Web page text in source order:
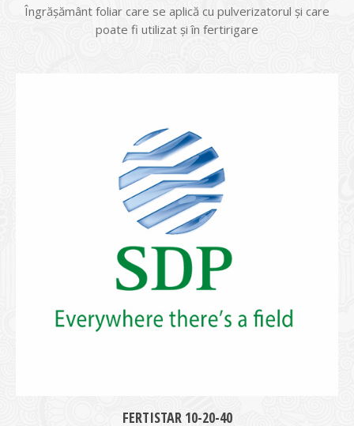
Îngrășământ foliar care se aplică cu pulverizatorul și care
poate fi utilizat și în fertirigare
FERTISTAR 10-20-40